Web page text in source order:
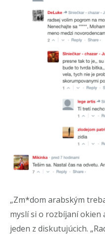
„Zm*dom arabským
myslí si o rozbíjaní okien
jeden z diskutujúcich.